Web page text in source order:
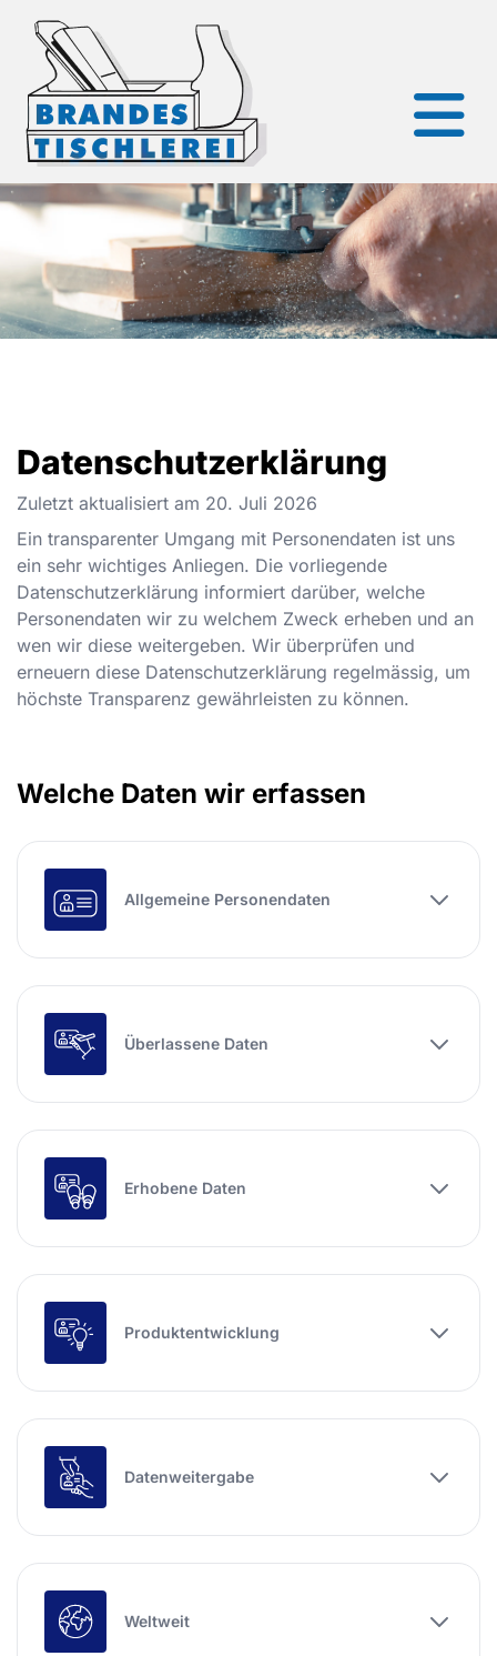
Datenschutzerklärung
Zuletzt aktualisiert am 20. Juli 2026
Ein transparenter Umgang mit Personendaten ist uns
ein sehr wichtiges Anliegen. Die vorliegende
Datenschutzerklärung informiert darüber, welche
Personendaten wir zu welchem Zweck erheben und an
wen wir diese weitergeben. Wir überprüfen und
erneuern diese Datenschutzerklärung regelmässig, um
höchste Transparenz gewährleisten zu können.
Welche Daten wir erfassen
Allgemeine Personendaten
Überlassene Daten
Erhobene Daten
Produktentwicklung
Datenweitergabe
Weltweit